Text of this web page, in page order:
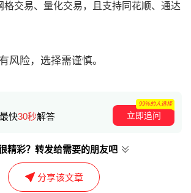
格交易、量化交易，且支持同花顺、通达
风险，选择需谨慎。
最快30秒解答 立即追问
99%的人选择
精彩？转发给需要的朋友吧
分享该文章